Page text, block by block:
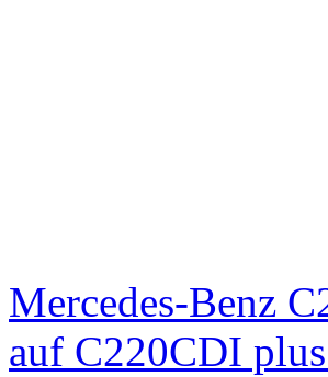
Mercedes-Benz
auf C220CDI